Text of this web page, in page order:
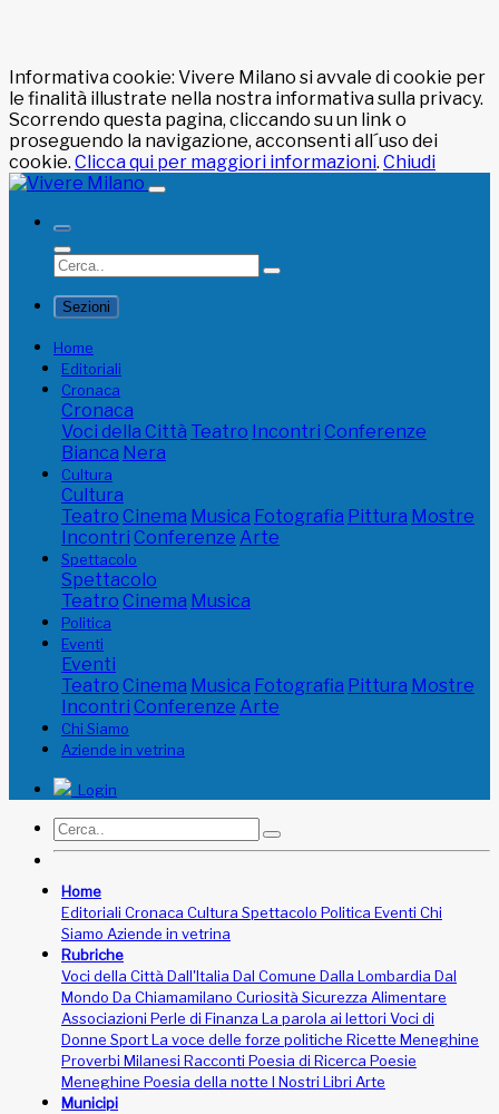
Informativa cookie: Vivere Milano si avvale di cookie per
le finalità illustrate nella nostra informativa sulla privacy.
Scorrendo questa pagina, cliccando su un link o
proseguendo la navigazione, acconsenti all´uso dei
cookie. Clicca qui per maggiori informazioni. Chiudi
Sezioni
Home
Editoriali
Cronaca
Cronaca
Voci della Città Teatro Incontri Conferenze
Bianca Nera
Cultura
Cultura
Teatro Cinema Musica Fotografia Pittura Mostre
Incontri Conferenze Arte
Spettacolo
Spettacolo
Teatro Cinema Musica
Politica
Eventi
Eventi
Teatro Cinema Musica Fotografia Pittura Mostre
Incontri Conferenze Arte
Chi Siamo
Aziende in vetrina
Login
Home
Editoriali Cronaca Cultura Spettacolo Politica Eventi Chi
Siamo Aziende in vetrina
Rubriche
Voci della Città Dall'Italia Dal Comune Dalla Lombardia Dal
Mondo Da Chiamamilano Curiosità Sicurezza Alimentare
Associazioni Perle di Finanza La parola ai lettori Voci di
Donne SportLa voce delle forze politiche Ricette Meneghine
Proverbi Milanesi Racconti Poesia di Ricerca Poesie
Meneghine Poesia della notte I Nostri Libri Arte
Municipi